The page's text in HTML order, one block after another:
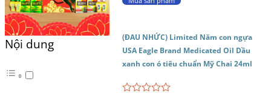
sao
(ĐAU NHỨC) Limited Năm con ngựa
USA Eagle Brand Medicated Oil Dầu
xanh con ó tiêu chuẩn Mỹ Chai 24ml
Nội dung